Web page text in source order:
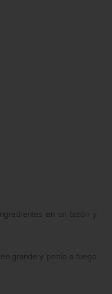
en un tazón y
grande y ponlo a fuego